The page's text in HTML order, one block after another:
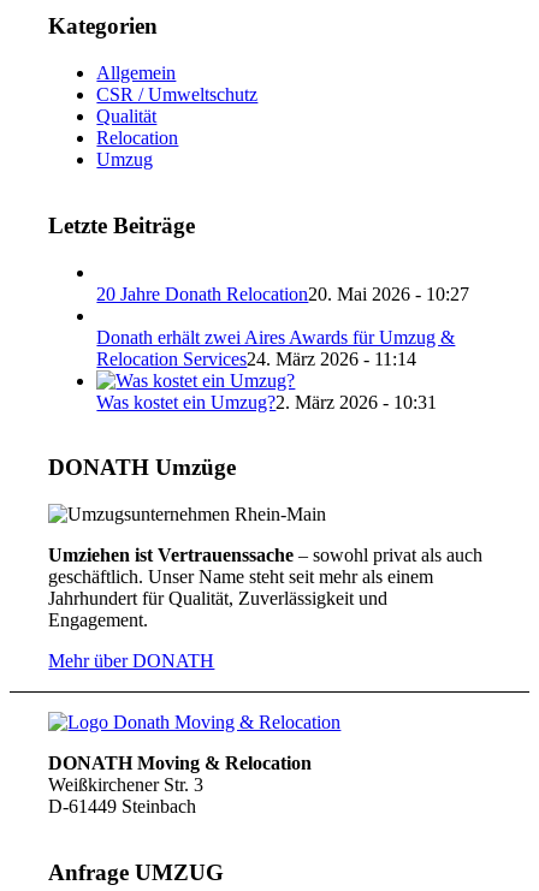
Kategorien
Allgemein
CSR / Umweltschutz
Qualität
Relocation
Umzug
Letzte Beiträge
20 Jahre Donath Relocation20. Mai 2026 - 10:27
Donath erhält zwei Aires Awards für Umzug &
Relocation Services24. März 2026 - 11:14
Was kostet ein Umzug?2. März 2026 - 10:31
DONATH Umzüge
Umziehen ist Vertrauenssache – sowohl privat als auch
geschäftlich. Unser Name steht seit mehr als einem
Jahrhundert für Qualität, Zuverlässigkeit und
Engagement.
Mehr über DONATH
DONATH Moving & Relocation
Weißkirchener Str. 3
D-61449 Steinbach
Anfrage UMZUG